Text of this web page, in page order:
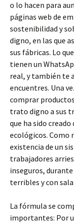
o lo hacen para
páginas web de
sostenibilidad y
digno, en las que
sus fábricas. Lo
tienen un
real, y también te
encuentres. Una
comprar
trato digno a sus
que ha sido
ecológicos. Como
existencia de un
trabajadores
inseguros,
terribles y con
La fórmula se
importantes: Por